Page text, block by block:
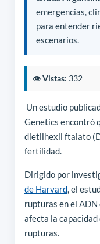
emergencias,
para entender
escenarios.
👁️Vistas: 332
Un estudio
Genetics encontró
dietilhexil ftalato
fertilidad.
Dirigido por
de Harvard, el
rupturas en el
afecta la
rupturas.